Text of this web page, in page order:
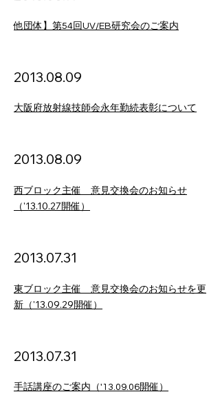
他団体】第54回UV/EB研究会のご案内
2013.08.09
大阪府放射線技師会永年勤続表彰について
2013.08.09
西ブロック主催 意見交換会のお知らせ
（'13.10.27開催）
2013.07.31
東ブロック主催 意見交換会のお知らせを更
新（'13.09.29開催）
2013.07.31
手話講座のご案内（'13.09.06開催）